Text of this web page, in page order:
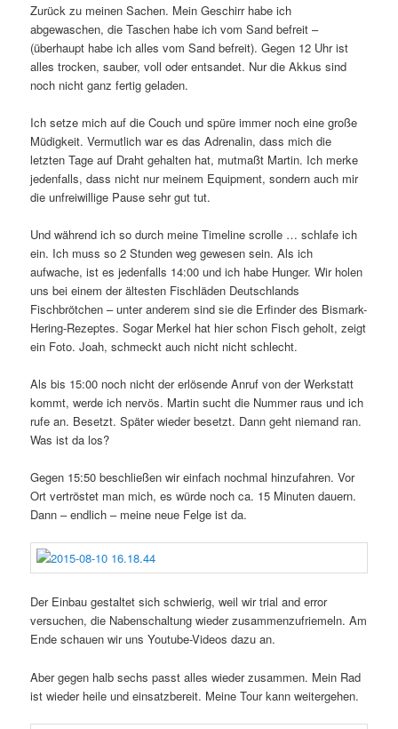
Zurück zu meinen Sachen. Mein Geschirr habe ich
abgewaschen, die Taschen habe ich vom Sand befreit –
(überhaupt habe ich alles vom Sand befreit). Gegen 12 Uhr ist
alles trocken, sauber, voll oder entsandet. Nur die Akkus sind
noch nicht ganz fertig geladen.
Ich setze mich auf die Couch und spüre immer noch eine große
Müdigkeit. Vermutlich war es das Adrenalin, dass mich die
letzten Tage auf Draht gehalten hat, mutmaßt Martin. Ich merke
jedenfalls, dass nicht nur meinem Equipment, sondern auch mir
die unfreiwillige Pause sehr gut tut.
Und während ich so durch meine Timeline scrolle … schlafe ich
ein. Ich muss so 2 Stunden weg gewesen sein. Als ich
aufwache, ist es jedenfalls 14:00 und ich habe Hunger. Wir holen
uns bei einem der ältesten Fischläden Deutschlands
Fischbrötchen – unter anderem sind sie die Erfinder des Bismark-
Hering-Rezeptes. Sogar Merkel hat hier schon Fisch geholt, zeigt
ein Foto. Joah, schmeckt auch nicht nicht schlecht.
Als bis 15:00 noch nicht der erlösende Anruf von der Werkstatt
kommt, werde ich nervös. Martin sucht die Nummer raus und ich
rufe an. Besetzt. Später wieder besetzt. Dann geht niemand ran.
Was ist da los?
Gegen 15:50 beschließen wir einfach nochmal hinzufahren. Vor
Ort vertröstet man mich, es würde noch ca. 15 Minuten dauern.
Dann – endlich – meine neue Felge ist da.
Der Einbau gestaltet sich schwierig, weil wir trial and error
versuchen, die Nabenschaltung wieder zusammenzufriemeln. Am
Ende schauen wir uns Youtube-Videos dazu an.
Aber gegen halb sechs passt alles wieder zusammen. Mein Rad
ist wieder heile und einsatzbereit. Meine Tour kann weitergehen.